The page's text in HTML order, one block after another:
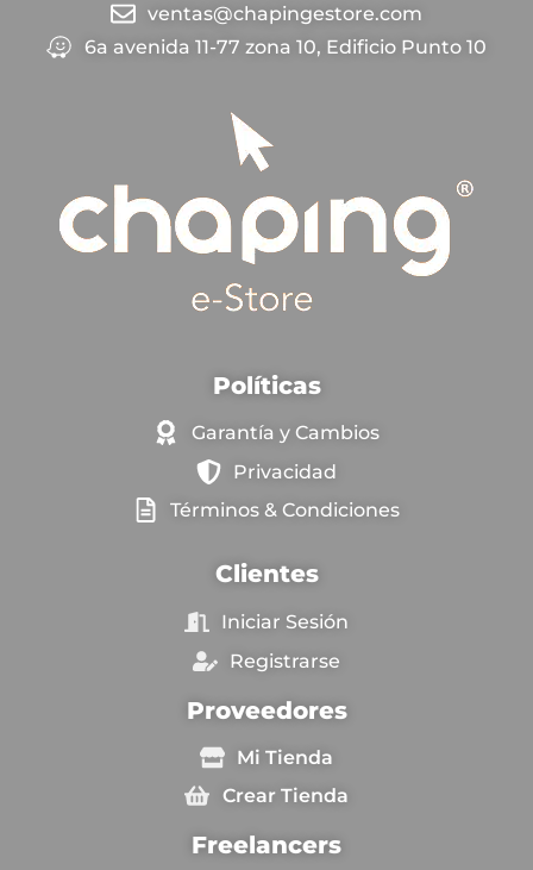
ventas@chapingestore.com
6a avenida 11-77 zona 10, Edificio Punto 10
Políticas
Garantía y Cambios
Privacidad
Términos & Condiciones
Clientes
Iniciar Sesión
Registrarse
Proveedores
Mi Tienda
Crear Tienda
Freelancers